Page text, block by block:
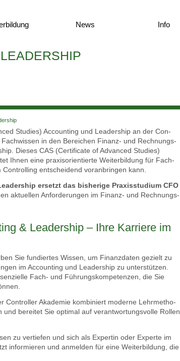
News Info
Stu­dies) Accoun­ting und Lea­der­ship an der Con­
in den Berei­chen Finanz- und Rech­nungs­
Die­ses CAS (Cer­ti­fi­ca­te of Advan­ced Stu­dies)
Ihnen eine pra­xis­ori­en­tier­te Wei­ter­bil­dung für Fach­
ent­schei­dend vor­an­brin­gen kann.
ersetzt das bis­he­ri­ge Pra­xis­stu­di­um CFO
aktu­el­len Anfor­de­run­gen im Finanz- und Rech­nungs­
& Lea­der­ship – Ihre Kar­rie­re im
Sie fun­dier­tes Wis­sen, um Finanz­da­ten gezielt zu
im Accoun­ting und Lea­der­ship zu unter­stüt­zen.
Fach- und Füh­rungs­kom­pe­ten­zen, die Sie
Con­trol­ler Aka­de­mie kom­bi­niert moder­ne Lehr­me­tho­
berei­tet Sie opti­mal auf ver­ant­wor­tungs­vol­le Rol­len
zu ver­tie­fen und sich als Exper­tin oder Exper­te im
infor­mie­ren und anmel­den für eine Wei­ter­bil­dung, die